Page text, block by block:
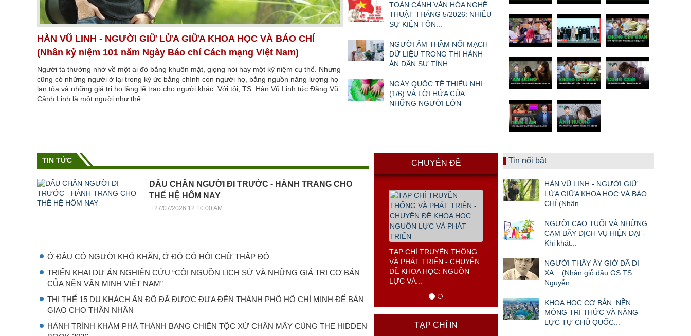
HÀN VŨ LINH - NGƯỜI GIỮ LỬA GIỮA KHOA HỌC VÀ BÁO CHÍ
(Nhân kỷ niệm 101 năm Ngày Báo chí Cách mạng Việt Nam)
Người ta thường nhớ về một ai đó bằng khuôn mặt, giọng nói hay một kỷ niệm cụ thể. Nhưng
cũng có những người ở lại trong ký ức bằng chính con người họ, bằng nguồn năng lượng họ
lan tỏa và những giá trị họ lặng lẽ trao cho người khác. Với tôi, TS. Hàn Vũ Linh tức Đặng Vũ
Cảnh Linh là một người như thế.
TOÀN CẢNH VĂN HÓA NGHỆ
THUẬT THÁNG 5/2026: NHIỀU
SỰ KIỆN TÔN...
NGƯỜI ÂM THẦM NỐI MẠCH
DỮ LIỆU TRONG THI HÀNH
ÁN DÂN SỰ TỈNH...
NGÀY QUỐC TẾ THIẾU NHI
(1/6) VÀ LỜI HỨA CỦA
NHỮNG NGƯỜI LỚN
TIN TỨC
DẤU CHÂN NGƯỜI ĐI TRƯỚC - HÀNH TRANG CHO
THẾ HỆ HÔM NAY
27/07/2026 12:10:00 AM
Ở ĐÂU CÓ NGƯỜI KHÓ KHĂN, Ở ĐÓ CÓ HỘI CHỮ THẬP ĐỎ
TRIỂN KHAI DỰ ÁN NGHIÊN CỨU “CỘI NGUỒN LỊCH SỬ VÀ NHỮNG GIÁ TRỊ CƠ BẢN
CỦA NỀN VĂN MINH VIỆT NAM”
THI THỂ 15 DU KHÁCH ẤN ĐỘ ĐÃ ĐƯỢC ĐƯA ĐẾN THÀNH PHỐ HỒ CHÍ MINH ĐỂ BÀN
GIAO CHO THÂN NHÂN
HÀNH TRÌNH KHÁM PHÁ THÀNH BANG CHIẾN TỘC XỨ CHÂN MÂY CÙNG THE HIDDEN
CHUYÊN ĐỀ
CẢNH SÁT BIỂN VIỆT NAM
TẠP CHÍ IN
Tin nổi bật
HÀN VŨ LINH - NGƯỜI GIỮ
LỬA GIỮA KHOA HỌC VÀ BÁO
CHÍ (Nhân...
NGƯỜI CAO TUỔI VÀ NHỮNG
CẠM BẪY DỊCH VỤ HIỆN ĐẠI -
Khi khát...
NGƯỜI THẦY ẤY GIỜ ĐÃ ĐI
XA... (Nhân giỗ đầu GS.TS.
Nguyễn...
KHOA HỌC CƠ BẢN: NỀN
MÓNG TRI THỨC VÀ NĂNG
LỰC TỰ CHỦ QUỐC...